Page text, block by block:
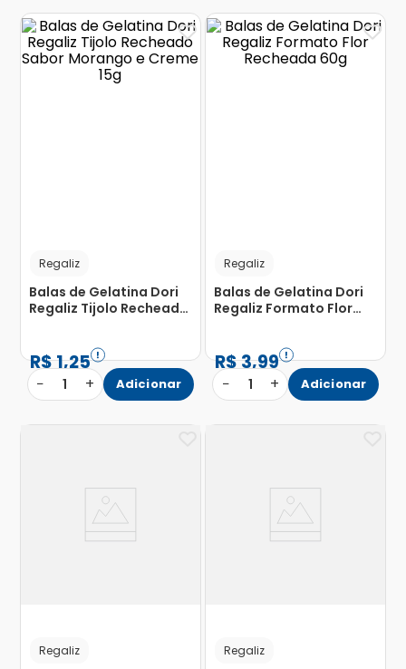
Regaliz
Balas de Gelatina Dori
Regaliz Tijolo Recheado
R$1,25
− 1 + Adicionar
Regaliz
Balas de Gelatina Dori
Regaliz Formato Flor
R$3,99
− 1 + Adicionar
Regaliz Regaliz